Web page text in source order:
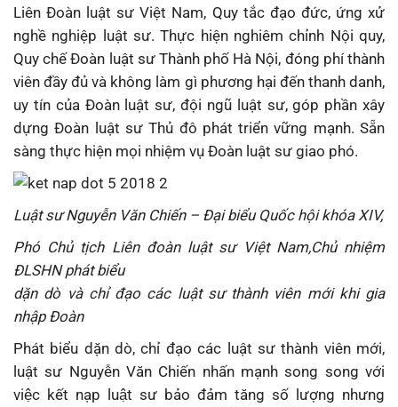
Liên Đoàn luật sư Việt Nam, Quy tắc đạo đức, ứng xử
nghề nghiệp luật sư. Thực hiện nghiêm chỉnh Nội quy,
Quy chế Đoàn luật sư Thành phố Hà Nội, đóng phí thành
viên đầy đủ và không làm gì phương hại đến thanh danh,
uy tín của Đoàn luật sư, đội ngũ luật sư, góp phần xây
dựng Đoàn luật sư Thủ đô phát triển vững mạnh. Sẵn
sàng thực hiện mọi nhiệm vụ Đoàn luật sư giao phó.
Luật sư Nguyễn Văn Chiến – Đại biểu Quốc hội khóa XIV,
Phó Chủ tịch Liên đoàn luật sư Việt Nam,Chủ nhiệm
ĐLSHN phát biểu
dặn dò và chỉ đạo các luật sư thành viên mới khi gia
nhập Đoàn
Phát biểu dặn dò, chỉ đạo các luật sư thành viên mới,
luật sư Nguyễn Văn Chiến nhấn mạnh song song với
việc kết nạp luật sư bảo đảm tăng số lượng nhưng